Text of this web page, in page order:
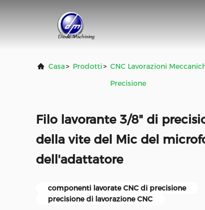
Casa> Prodotti> CNC Lavorazioni
Precisione
Filo lavorante 3/8" di
della vite del Mic del
dell'adattatore
componenti lavorate CNC di precisione
precisione di lavorazione CNC